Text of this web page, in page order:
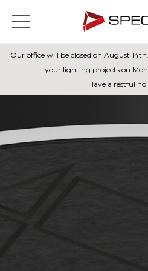
Our office will be closed on August
your lighting projects on
Have a restful